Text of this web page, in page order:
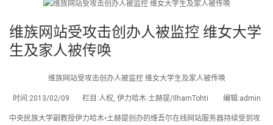
维族网站受攻击创办人被监控 维女大学
生及家人被传唤
维族网站受攻击创办人被监控 维女大学生及家人被传唤
时间:2013/02/09 栏目:人权, 伊力哈木·土赫提/IlhamTohti 编辑:admin
中央民族大学副教授伊力哈木•土赫提创办的维吾尔在线网站服务器持续受到攻